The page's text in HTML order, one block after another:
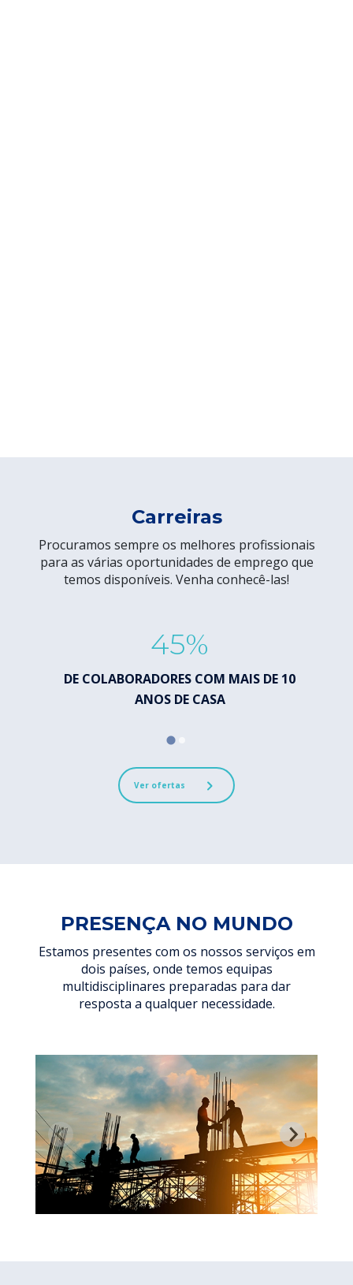
Carreiras
Procuramos sempre os melhores profissionais
para as várias oportunidades de emprego que
temos disponíveis. Venha conhecê-las!
45%
DE COLABORADORES COM MAIS DE 10
ANOS DE CASA
Ver ofertas
PRESENÇA NO MUNDO
Estamos presentes com os nossos serviços em
dois países, onde temos equipas
multidisciplinares preparadas para dar
resposta a qualquer necessidade.